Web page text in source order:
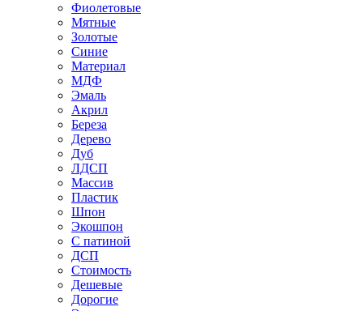
Фиолетовые
Мятные
Золотые
Синие
Материал
МДФ
Эмаль
Акрил
Береза
Дерево
Дуб
ЛДСП
Массив
Пластик
Шпон
Экошпон
С патиной
ДСП
Стоимость
Дешевые
Дорогие